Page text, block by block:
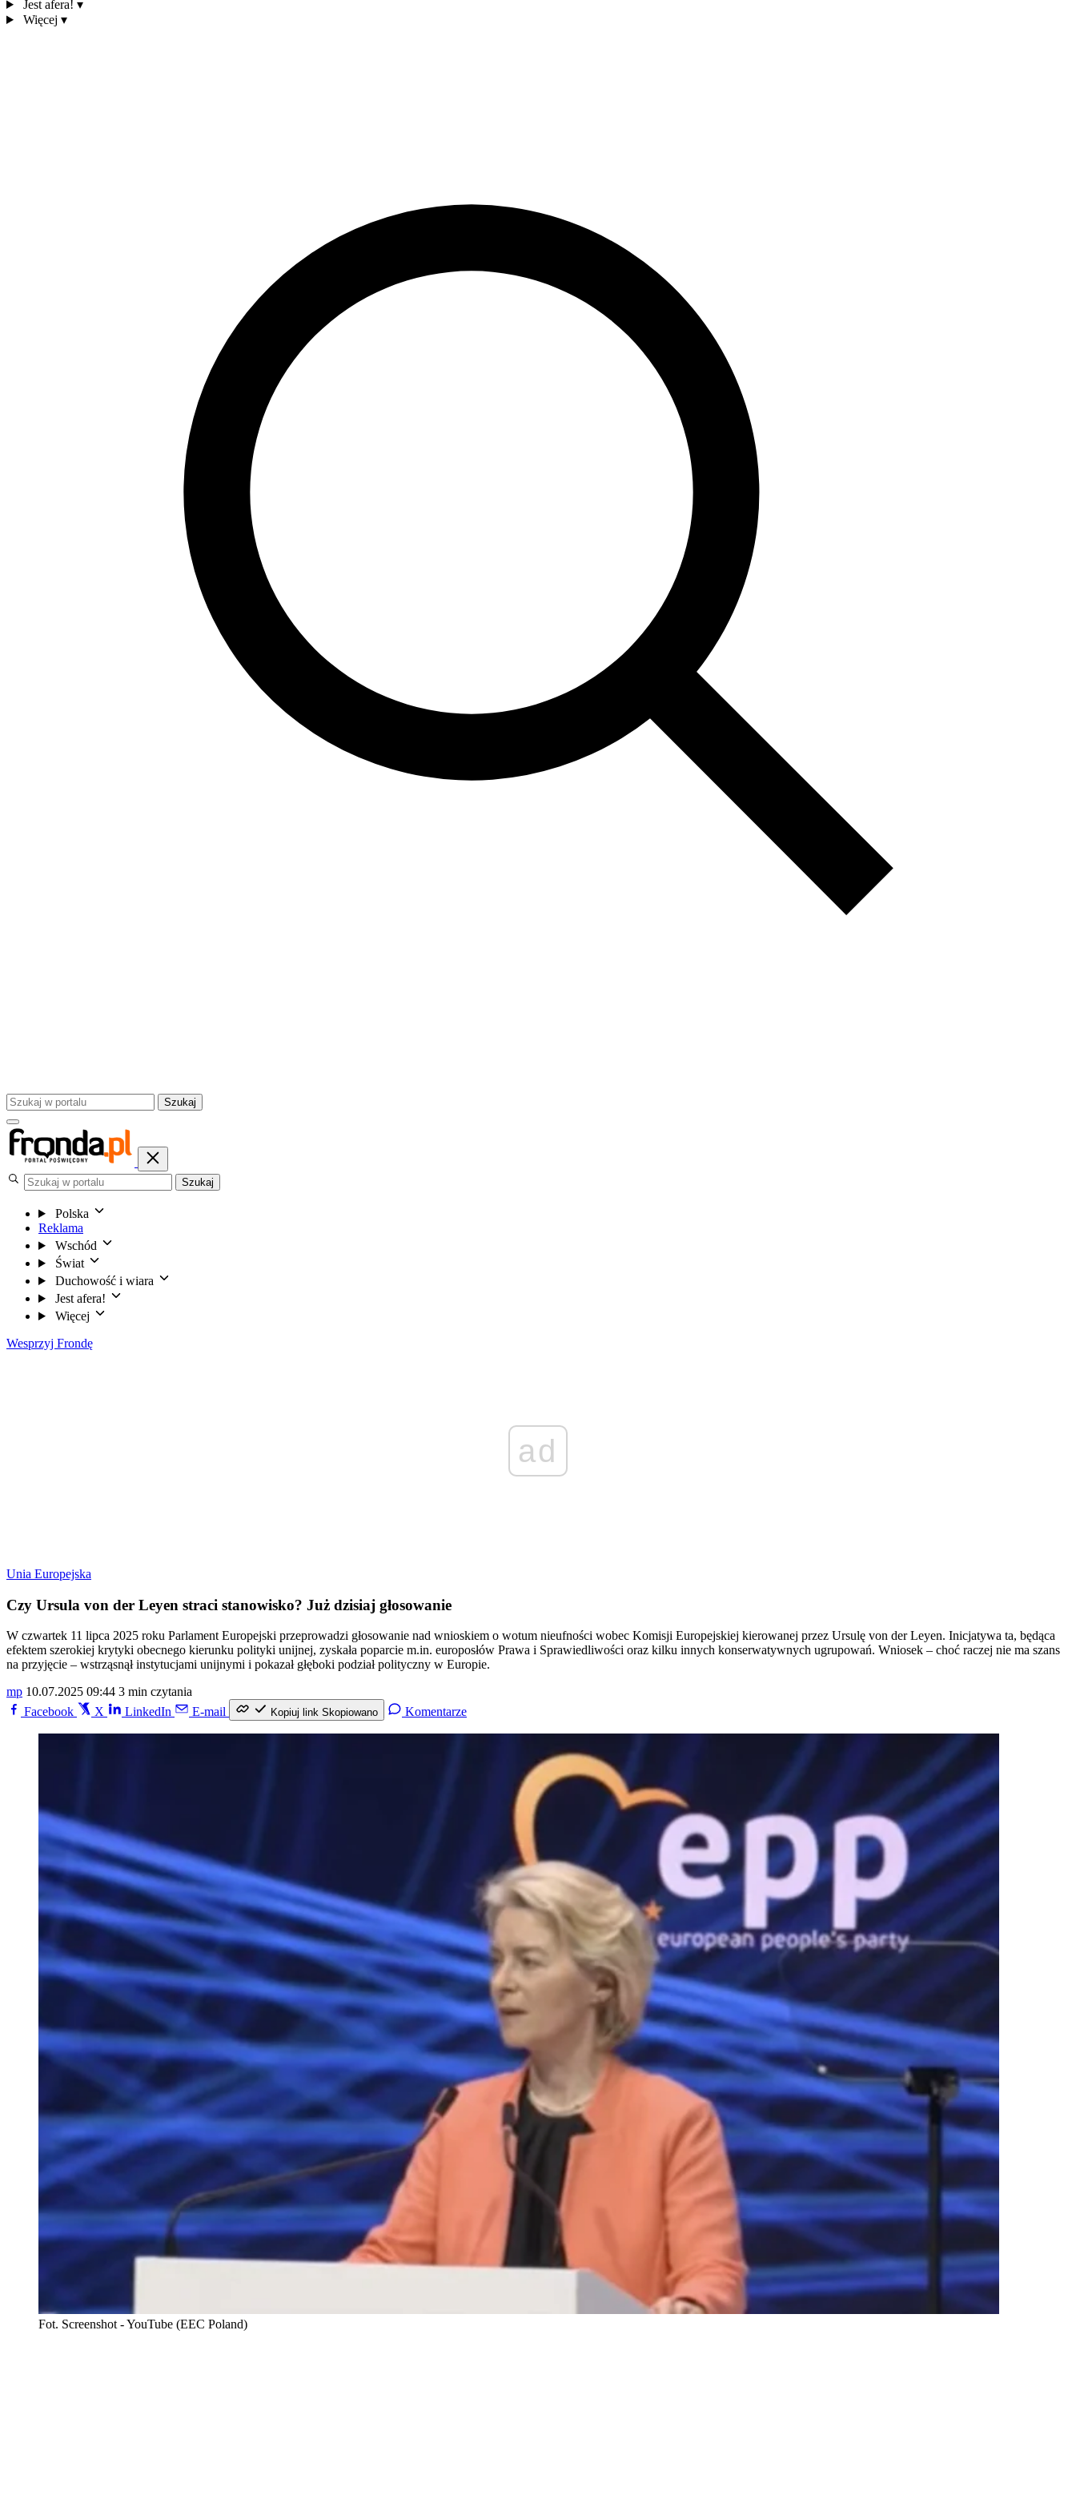
Jest afera! ▾
Więcej ▾
Szukaj
Szukaj
Polska
Reklama
Wschód
Świat
Duchowość i wiara
Jest afera!
Więcej
Wesprzyj Frondę
ad
Unia Europejska
Czy Ursula von der Leyen straci stanowisko? Już dzisiaj głosowanie
W czwartek 11 lipca 2025 roku Parlament Europejski przeprowadzi głosowanie nad wnioskiem o wotum nieufności wobec Komisji Europejskiej kierowanej przez Ursulę von der Leyen. Inicjatywa ta, będąca
efektem szerokiej krytyki obecnego kierunku polityki unijnej, zyskała poparcie m.in. europosłów Prawa i Sprawiedliwości oraz kilku innych konserwatywnych ugrupowań. Wniosek – choć raczej nie ma szans
na przyjęcie – wstrząsnął instytucjami unijnymi i pokazał głęboki podział polityczny w Europie.
mp 10.07.2025 09:44 3 min czytania
Facebook
X LinkedIn E-mail Kopiuj link Skopiowano Komentarze
Fot. Screenshot - YouTube (EEC Poland)